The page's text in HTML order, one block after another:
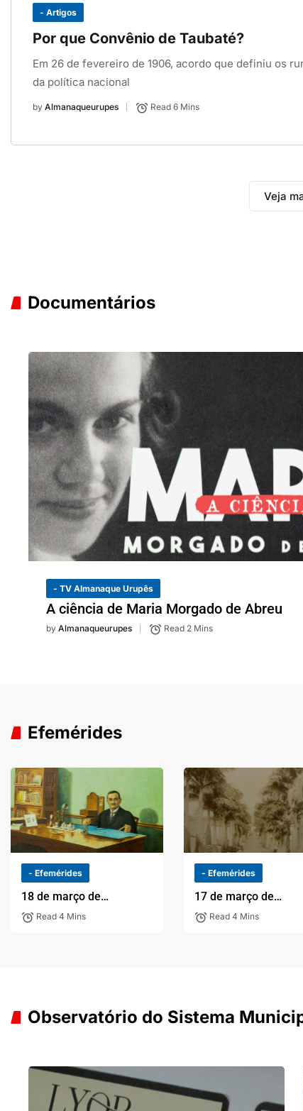
- Artigos
Por que Convênio de Taubaté?
Em 26 de fevereiro de 1906, acordo que definiu os
da política nacional
by Almanaqueurupes Read 6 Mins
Veja
Documentários
- TV Almanaque Urupês
A ciência de Maria Morgado de Abreu
by Almanaqueurupes Read 2 Mins
Efemérides
- Efemérides
18 de março de…
Read 4 Mins
- Efemérides
17 de março de…
Read 4 Mins
Observatório do Sistema